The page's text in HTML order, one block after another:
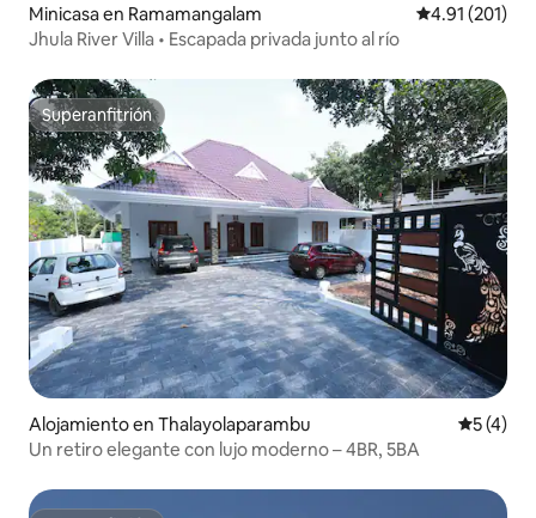
Minicasa en Ramamangalam Calificación
4.91 (201)
Jhula River Villa • Escapada privada junto al río
Superanfitrión
Superanfitrión
Alojamiento en Thalayolaparambu
5 (4)
Un retiro elegante con lujo moderno – 4BR, 5BA